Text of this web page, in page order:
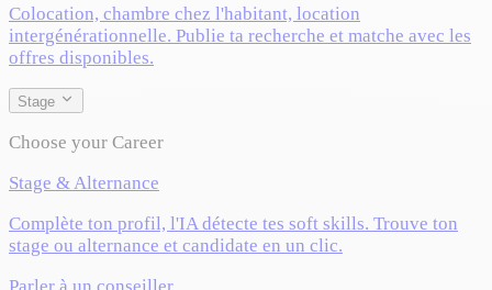
Colocation, chambre chez l'habitant, location
intergénérationnelle. Publie ta recherche et matche avec les
offres disponibles.
Stage
Choose your Career
Stage & Alternance
Complète ton profil, l'IA détecte tes soft skills. Trouve ton
stage ou alternance et candidate en un clic.